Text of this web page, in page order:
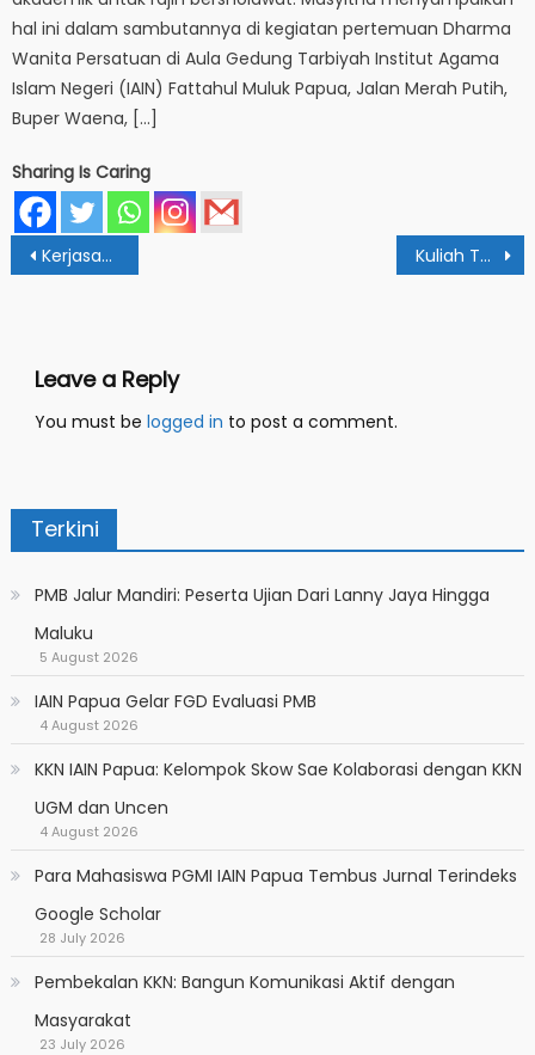
hal ini dalam sambutannya di kegiatan pertemuan Dharma
Wanita Persatuan di Aula Gedung Tarbiyah Institut Agama
Islam Negeri (IAIN) Fattahul Muluk Papua, Jalan Merah Putih,
Buper Waena, […]
Sharing Is Caring
Post
navigation
Kerjasama Dengan STAI Sunan Pandanaran, Prodi PAI IAIN Papua Gelar Webinar Internasional Kuliah Tamu TBI: Susun Skripsi Dengan Bantuan ICT
Leave a Reply
You must be logged in to post a comment.
Terkini
PMB Jalur Mandiri: Peserta Ujian Dari Lanny Jaya Hingga
Maluku
5 August 2026
IAIN Papua Gelar FGD Evaluasi PMB
4 August 2026
KKN IAIN Papua: Kelompok Skow Sae Kolaborasi dengan KKN
UGM dan Uncen
4 August 2026
Para Mahasiswa PGMI IAIN Papua Tembus Jurnal Terindeks
Google Scholar
28 July 2026
Pembekalan KKN: Bangun Komunikasi Aktif dengan
Masyarakat
23 July 2026